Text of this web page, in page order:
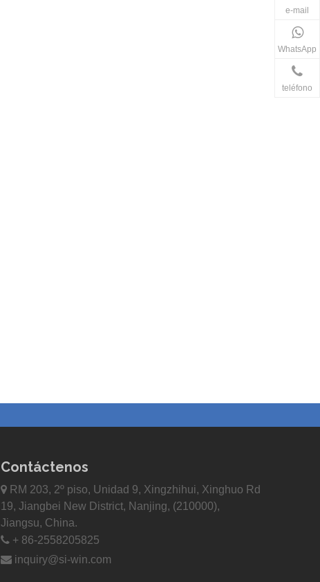
Contáctenos
 RM 203, 2º piso, Unidad 9, Xingzhihui, Xinghuo Rd
19, Jiangbei New District, Nanjing, (210000),
Jiangsu, China.
 + 86-2558205825
 inquiry@si-win.com
e-mail
WhatsApp
teléfono